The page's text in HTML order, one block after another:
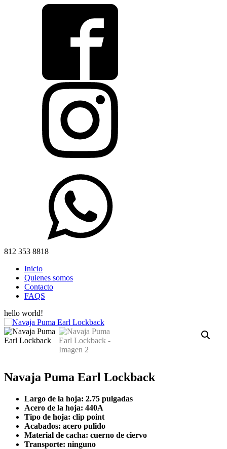
812 353 8818
Inicio
Quienes somos
Contacto
FAQS
hello world!
Navaja Puma Earl Lockback
Largo de la hoja: 2.75 pulgadas
Acero de la hoja: 440A
Tipo de hoja: clip point
Acabados: acero pulido
Material de cacha: cuerno de ciervo
Transporte: ninguno